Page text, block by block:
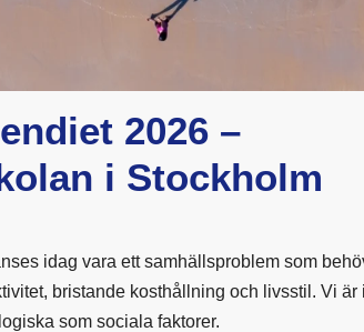
2026 –
i Stockholm
idag vara ett samhällsproblem som
bristande kosthållning och livsstil. Vi är
som sociala faktorer.